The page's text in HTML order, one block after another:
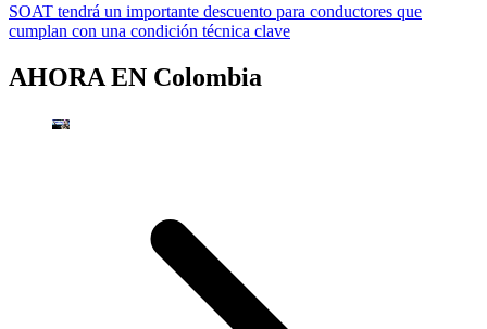
SOAT tendrá un importante descuento para conductores que
cumplan con una condición técnica clave
AHORA EN Colombia